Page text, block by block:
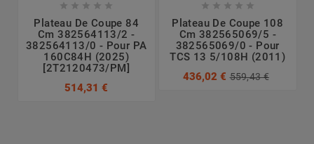
    
Plateau De Coupe 84
Cm 382564113/2 -
382564113/0 - Pour PA
160C84H (2025)
[2T2120473/PM]
514,31 €
    
Plateau De Coupe 108
Cm 382565069/5 -
382565069/0 - Pour
TCS 13 5/108H (2011)
436,02 € 559,43 €